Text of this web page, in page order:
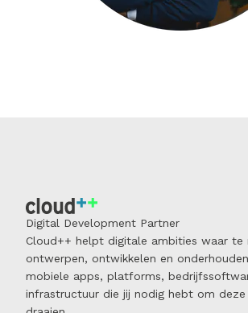
Digital Development Partner
Cloud++ helpt digitale ambities waar te
ontwerpen, ontwikkelen en
mobiele apps, platforms,
infrastructuur die jij nodig hebt om